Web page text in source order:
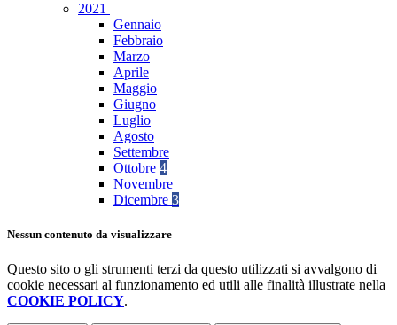
2021
Gennaio
Febbraio
Marzo
Aprile
Maggio
Giugno
Luglio
Agosto
Settembre
Ottobre 4
Novembre
Dicembre 3
Nessun contenuto da visualizzare
Questo sito o gli strumenti terzi da questo utilizzati si avvalgono di
cookie necessari al funzionamento ed utili alle finalità illustrate nella
COOKIE POLICY.